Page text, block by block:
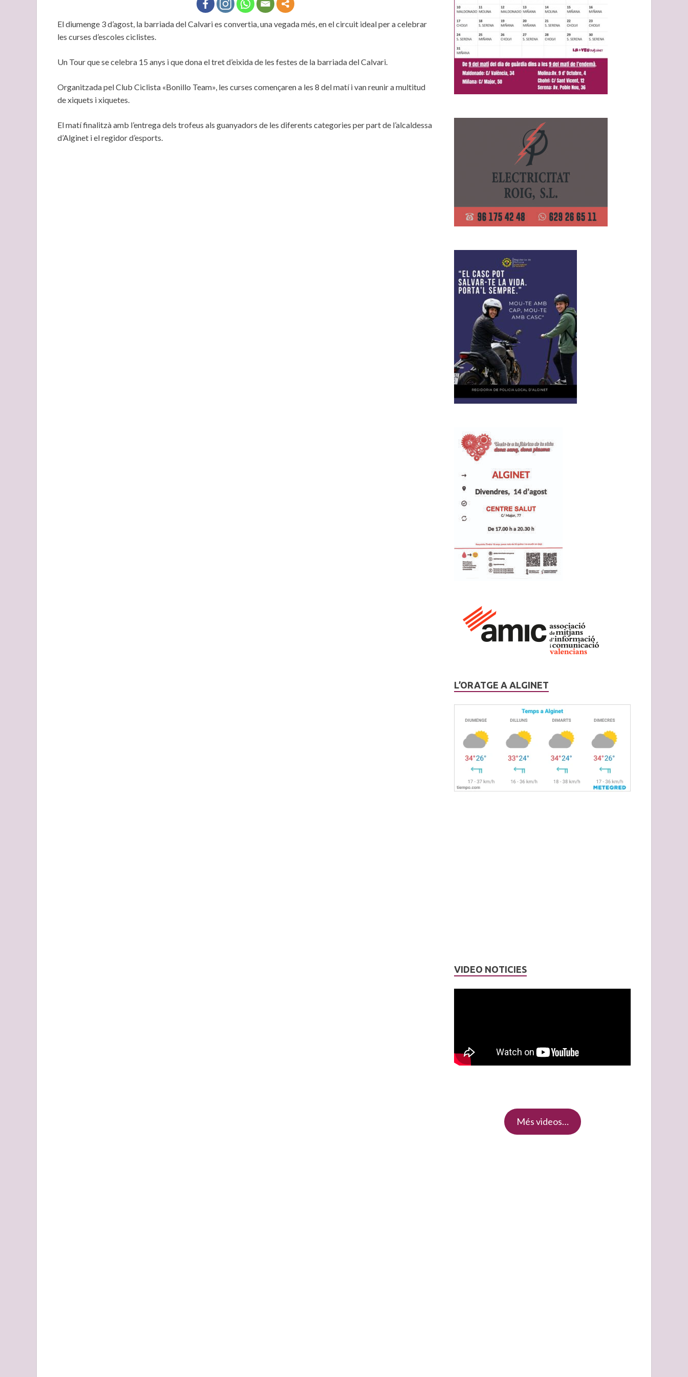
El diumenge 3 d’agost, la barriada del Calvari es convertia, una vegada més, en el circuit ideal per a celebrar
les curses d’escoles ciclistes.
Un Tour que se celebra 15 anys i que dona el tret d’eixida de les festes de la barriada del Calvari.
Organitzada pel Club Ciclista «Bonillo Team», les curses començaren a les 8 del matí i van reunir a multitud
de xiquets i xiquetes.
El matí finalitzà amb l’entrega dels trofeus als guanyadors de les diferents categories per part de l’alcaldessa
d’Alginet i el regidor d’esports.
L’ORATGE A ALGINET
VIDEO NOTICIES
Més videos…